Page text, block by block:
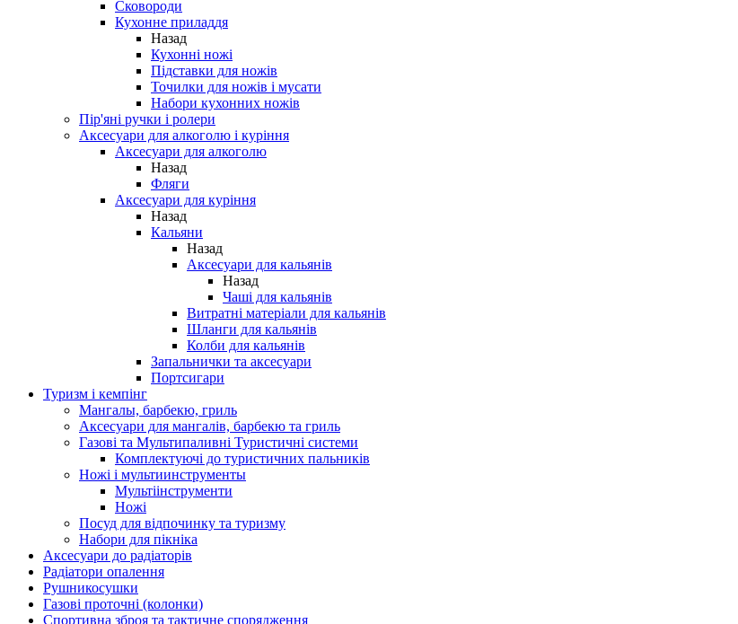
Сковороди
Кухонне приладдя
Назад
Кухонні ножі
Підставки для ножів
Точилки для ножів і мусати
Набори кухонних ножів
Пір'яні ручки і ролери
Аксесуари для алкоголю і куріння
Аксесуари для алкоголю
Назад
Фляги
Аксесуари для куріння
Назад
Кальяни
Назад
Аксесуари для кальянів
Назад
Чаші для кальянів
Витратні матеріали для кальянів
Шланги для кальянів
Колби для кальянів
Запальнички та аксесуари
Портсигари
Туризм і кемпінг
Мангалы, барбекю, гриль
Аксесуари для мангалів, барбекю та гриль
Газові та Мультипаливні Туристичні системи
Комплектуючі до туристичних пальників
Ножі і мультиинструменты
Мультіінструменти
Ножі
Посуд для відпочинку та туризму
Набори для пікніка
Аксесуари до радіаторів
Радіатори опалення
Рушникосушки
Газові проточні (колонки)
Спортивна зброя та тактичне спорядження